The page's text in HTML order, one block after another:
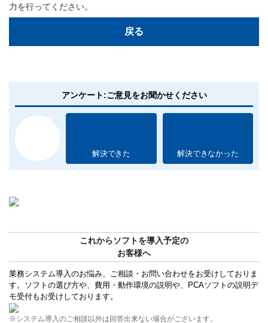
力を行ってください。
戻る
アンケート:ご意見をお聞かせください
解決できた 解決できなかった
これからソフトを導入予定の
お客様へ
業務システム導入のお悩み、ご相談・お問い合わせをお受けしておりま
す。ソフトの選び方や、費用・動作環境の説明や、PCAソフトの説明デ
モ受付もお受けしております。
※システム導入のご相談以外は回答出来ない場合がございます。